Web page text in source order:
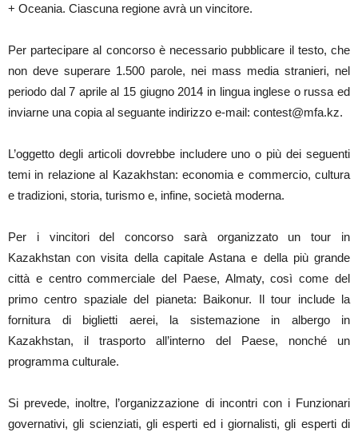
+ Oceania. Ciascuna regione avrà un vincitore.
Per partecipare al concorso è necessario pubblicare il testo, che
non deve superare 1.500 parole, nei mass media stranieri, nel
periodo dal 7 aprile al 15 giugno 2014 in lingua inglese o russa ed
inviarne una copia al seguante indirizzo e-mail: contest@mfa.kz.
L’oggetto degli articoli dovrebbe includere uno o più dei seguenti
temi in relazione al Kazakhstan: economia e commercio, cultura
e tradizioni, storia, turismo e, infine, società moderna.
Per i vincitori del concorso sarà organizzato un tour in
Kazakhstan con visita della capitale Astana e della più grande
città e centro commerciale del Paese, Almaty, così come del
primo centro spaziale del pianeta: Baikonur. Il tour include la
fornitura di biglietti aerei, la sistemazione in albergo in
Kazakhstan, il trasporto all’interno del Paese, nonché un
programma culturale.
Si prevede, inoltre, l’organizzazione di incontri con i Funzionari
governativi, gli scienziati, gli esperti ed i giornalisti, gli esperti di